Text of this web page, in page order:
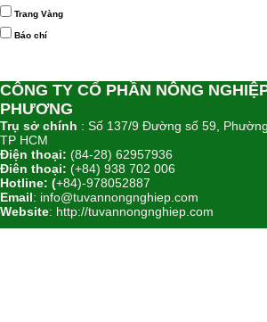
Trang Vàng
Báo chí
CÔNG TY CỔ PHẦN NÔNG
PHƯƠNG
Trụ sở chính : Số 137/9 Đường số 59,
TP HCM
Điện thoại: (84-28) 62957936
Điên thoại: (+84) 938 702 006
Hotline: (+84)-978052887
Email: info@tuvannongnghiep.com
Website: http://tuvannongnghiep.com